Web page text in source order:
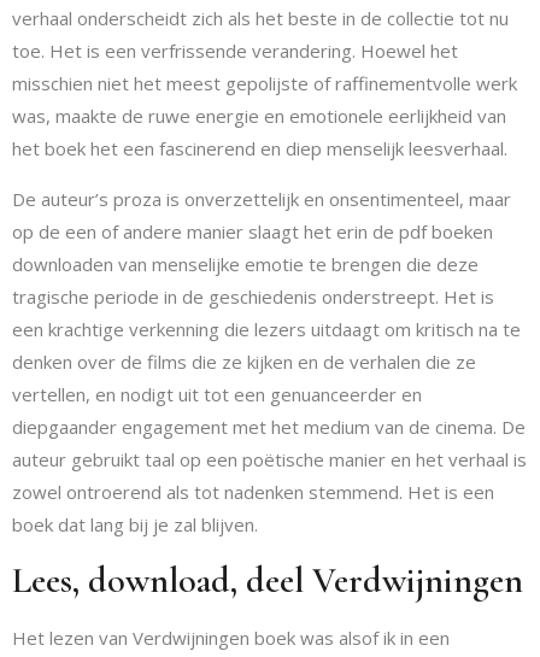
verhaal onderscheidt zich als het beste in de collectie tot nu
toe. Het is een verfrissende verandering. Hoewel het
misschien niet het meest gepolijste of raffinementvolle werk
was, maakte de ruwe energie en emotionele eerlijkheid van
het boek het een fascinerend en diep menselijk leesverhaal.
De auteur’s proza is onverzettelijk en onsentimenteel, maar
op de een of andere manier slaagt het erin de pdf boeken
downloaden van menselijke emotie te brengen die deze
tragische periode in de geschiedenis onderstreept. Het is
een krachtige verkenning die lezers uitdaagt om kritisch na te
denken over de films die ze kijken en de verhalen die ze
vertellen, en nodigt uit tot een genuanceerder en
diepgaander engagement met het medium van de cinema. De
auteur gebruikt taal op een poëtische manier en het verhaal is
zowel ontroerend als tot nadenken stemmend. Het is een
boek dat lang bij je zal blijven.
Lees, download, deel Verdwijningen
Het lezen van Verdwijningen boek was alsof ik in een